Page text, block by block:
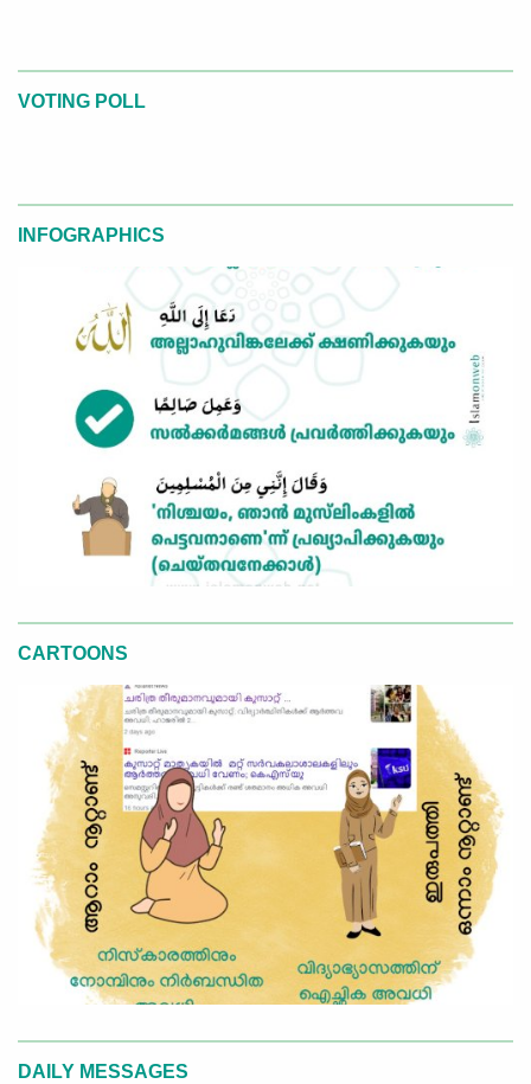
VOTING POLL
INFOGRAPHICS
CARTOONS
DAILY MESSAGES